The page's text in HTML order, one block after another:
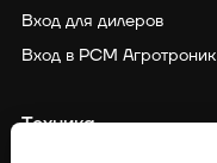
Вход для дилеров
Вход в РСМ Агротроник
Техника